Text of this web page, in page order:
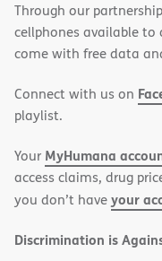
Through our
cellphones available to
come with free data
Connect with us on
playlist.
Your MyHumana
access claims, drug
you don’t haveyour
Discrimination is